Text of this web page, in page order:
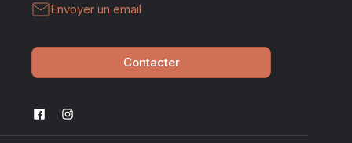
Envoyer un email
Contacter